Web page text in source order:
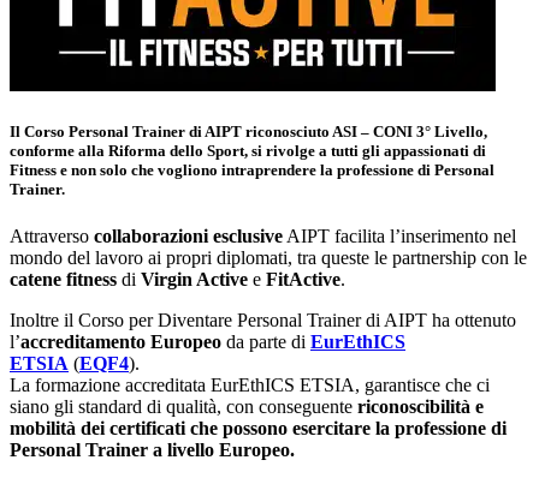
Il Corso Personal Trainer di AIPT riconosciuto ASI – CONI 3° Livello,
conforme alla Riforma dello Sport, si rivolge a tutti gli appassionati di
Fitness e non solo che vogliono intraprendere la professione di Personal
Trainer.
Attraverso collaborazioni esclusive AIPT facilita l’inserimento nel
mondo del lavoro ai propri diplomati, tra queste le partnership con le
catene fitness di Virgin Active e FitActive.
Inoltre il Corso per Diventare Personal Trainer di AIPT ha ottenuto
l’accreditamento Europeo da parte di EurEthICS
ETSIA (EQF4).
La formazione accreditata EurEthICS ETSIA, garantisce che ci
siano gli standard di qualità, con conseguente riconoscibilità e
mobilità dei certificati che possono esercitare la professione di
Personal Trainer a livello Europeo.